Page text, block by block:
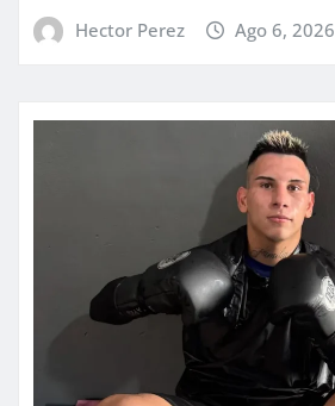
Hector Perez Ago 6, 2026